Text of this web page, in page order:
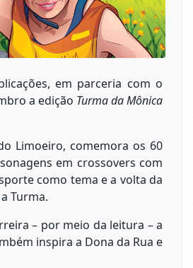
em parceria com o
a edição Turma da Mônica
Limoeiro, comemora os 60
em crossovers com
como tema e a volta da
Turma.
– por meio da leitura – a
inspira a Dona da Rua e